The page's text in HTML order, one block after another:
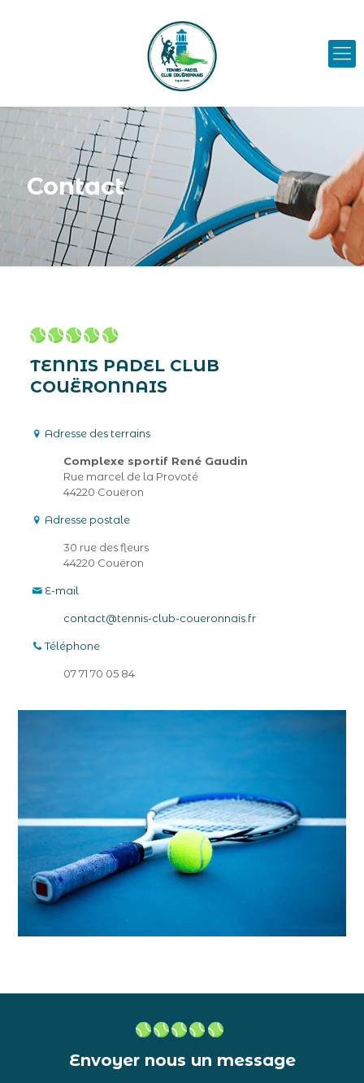
Contact
TENNIS PADEL CLUB
COUËRONNAIS
Adresse des terrains
Complexe sportif René Gaudin
Rue marcel de la Provoté
44220 Couëron
Adresse postale
30 rue des fleurs
44220 Couëron
E-mail
contact@tennis-club-coueronnais.fr
Téléphone
07 71 70 05 84
Envoyer nous un message